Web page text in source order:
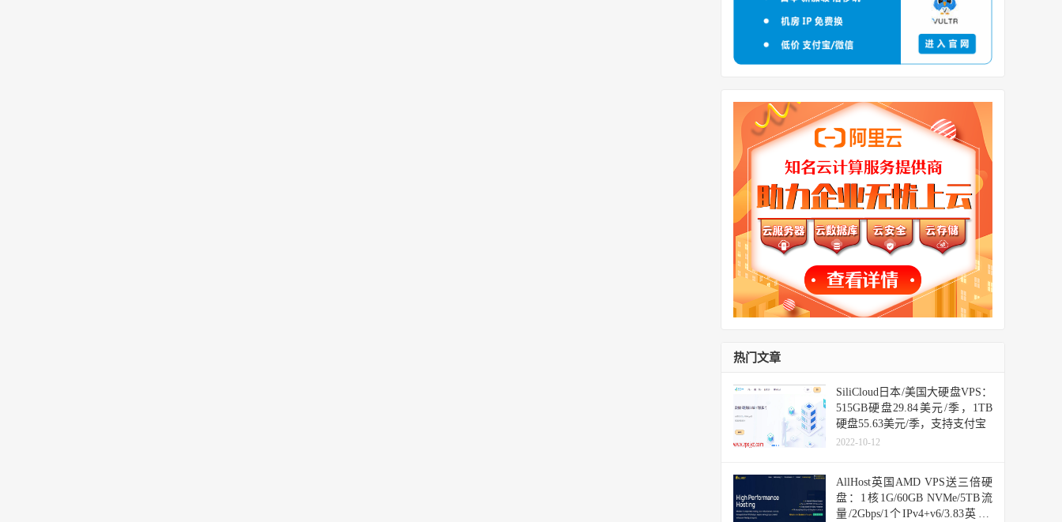
热门文章
SiliCloud日本/美国大硬盘VPS：
515GB硬盘29.84美元/季，1TB
硬盘55.63美元/季，支持支付宝
2022-10-12
AllHost英国AMD VPS送三倍硬
盘：1核1G/60GB NVMe/5TB流
量/2Gbps/1个IPv4+v6/3.83英镑/